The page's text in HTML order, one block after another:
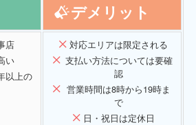
デメリット
店
い
以上の
対応エリアは限定される
支払い方法については要確
認
営業時間は8時から19時ま
で
日・祝日は定休日